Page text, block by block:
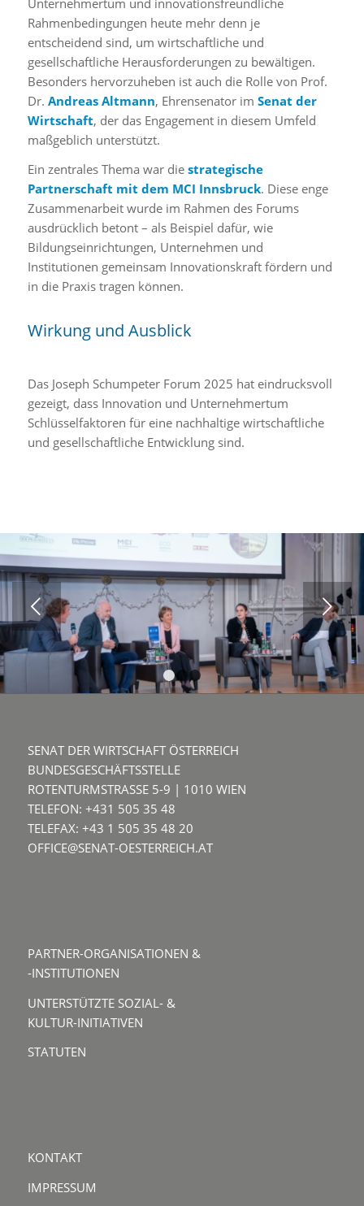
Rahmenbedingungen heute mehr denn je
entscheidend sind, um wirtschaftliche und
gesellschaftliche Herausforderungen zu bewältigen.
Besonders hervorzuheben ist auch die Rolle von Prof.
Dr. Andreas Altmann, Ehrensenator im Senat der
Wirtschaft, der das Engagement in diesem Umfeld
maßgeblich unterstützt.
Ein zentrales Thema war die strategische
Partnerschaft mit dem MCI Innsbruck. Diese enge
Zusammenarbeit wurde im Rahmen des Forums
ausdrücklich betont – als Beispiel dafür, wie
Bildungseinrichtungen, Unternehmen und
Institutionen gemeinsam Innovationskraft fördern und
in die Praxis tragen können.
Wirkung und Ausblick
Das Joseph Schumpeter Forum 2025 hat eindrucksvoll
gezeigt, dass Innovation und Unternehmertum
Schlüsselfaktoren für eine nachhaltige wirtschaftliche
und gesellschaftliche Entwicklung sind.
Weiter
1 2
SENAT DER WIRTSCHAFT ÖSTERREICH
BUNDESGESCHÄFTSSTELLE
ROTENTURMSTRASSE 5-9 | 1010 WIEN
TELEFON: +431 505 35 48
TELEFAX: +43 1 505 35 48 20
OFFICE@SENAT-OESTERREICH.AT
PARTNER-ORGANISATIONEN &
-INSTITUTIONEN
UNTERSTÜTZTE SOZIAL- &
KULTUR-INITIATIVEN
STATUTEN
KONTAKT
IMPRESSUM